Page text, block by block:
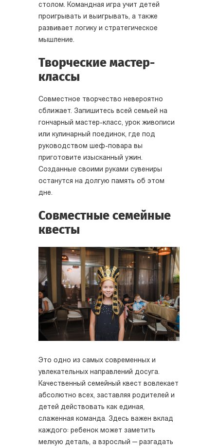
столом. Командная игра учит детей
проигрывать и выигрывать, а также
развивает логику и стратегическое
мышление.
Творческие мастер-
классы
Совместное творчество невероятно
сближает. Запишитесь всей семьей на
гончарный мастер-класс, урок живописи
или кулинарный поединок, где под
руководством шеф-повара вы
приготовите изысканный ужин.
Созданные своими руками сувениры
останутся на долгую память об этом
дне.
Совместные семейные
квесты
Это одно из самых современных и
увлекательных направлений досуга.
Качественный семейный квест вовлекает
абсолютно всех, заставляя родителей и
детей действовать как единая,
слаженная команда. Здесь важен вклад
каждого: ребенок может заметить
мелкую деталь, а взрослый — разгадать